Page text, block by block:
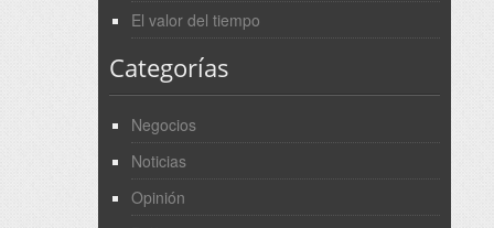
El valor del tiempo
Categorías
Negocios
Noticias
Opinión